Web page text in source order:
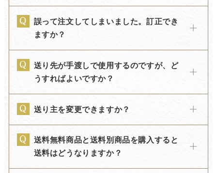
誤って注文してしまいました。訂正でき
ますか？
送り先が手渡しで使用するのですが、ど
うすればよいですか？
送り主を変更できますか？
送料無料商品と送料別商品を購入すると
送料はどうなりますか？